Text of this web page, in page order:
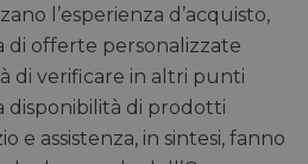
l’esperienza d’acquisto,
di offerte personalizzate
di verificare in altri punti
disponibilità di prodotti
e assistenza, in sintesi, fanno